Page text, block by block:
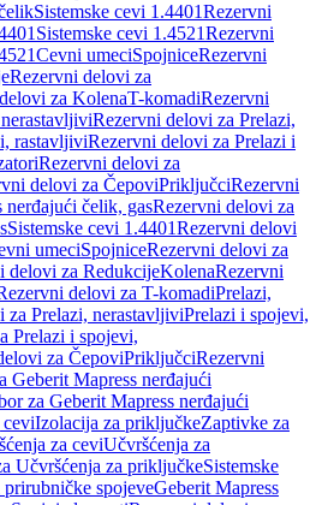
Sistemske cevi 1.4401Rezervni
Sistemske cevi 1.4521Rezervni
Cevni umeciSpojniceRezervni
Rezervni delovi za
za KolenaT-komadiRezervni
Rezervni delovi za Prelazi,
rastavljiviRezervni delovi za Prelazi i
Rezervni delovi za
delovi za ČepoviPriključciRezervni
nerđajući čelik, gasRezervni delovi za
Sistemske cevi 1.4401Rezervni delovi
umeciSpojniceRezervni delovi za
delovi za RedukcijeKolenaRezervni
delovi za T-komadiPrelazi,
za Prelazi, nerastavljiviPrelazi i spojevi,
Prelazi i spojevi,
za ČepoviPriključciRezervni
Geberit Mapress nerđajući
za Geberit Mapress nerđajući
Izolacija za priključkeZaptivke za
za ceviUčvršćenja za
Učvršćenja za priključkeSistemske
spojeveGeberit Mapress